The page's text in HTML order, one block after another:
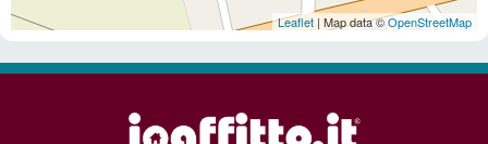
Leaflet | Map data ©OpenStreetMap